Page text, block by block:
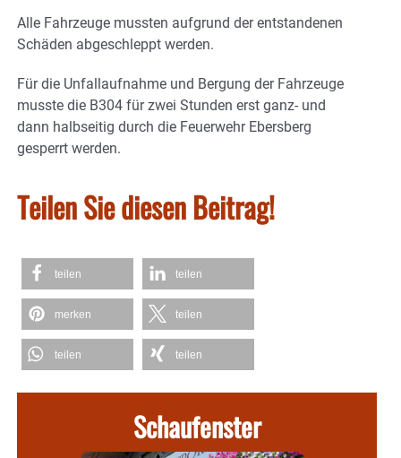
Alle Fahrzeuge mussten aufgrund der entstandenen
Schäden abgeschleppt werden.
Für die Unfallaufnahme und Bergung der Fahrzeuge
musste die B304 für zwei Stunden erst ganz- und
dann halbseitig durch die Feuerwehr Ebersberg
gesperrt werden.
Teilen Sie diesen Beitrag!
teilen teilen
merken teilen
teilen teilen
Schaufenster